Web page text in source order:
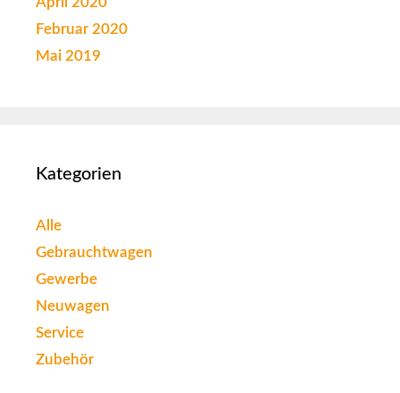
Februar 2020
Mai 2019
Kategorien
Alle
Gebrauchtwagen
Gewerbe
Neuwagen
Service
Zubehör